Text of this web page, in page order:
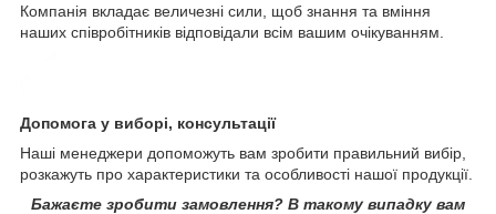
Компанія вкладає величезні сили, щоб знання та вміння
наших співробітників відповідали всім вашим очікуванням.
Допомога у виборі, консультації
Наші менеджери допоможуть вам зробити правильний вибір,
розкажуть про характеристики та особливості нашої продукції.
Бажаєте зробити замовлення? В такому випадку вам